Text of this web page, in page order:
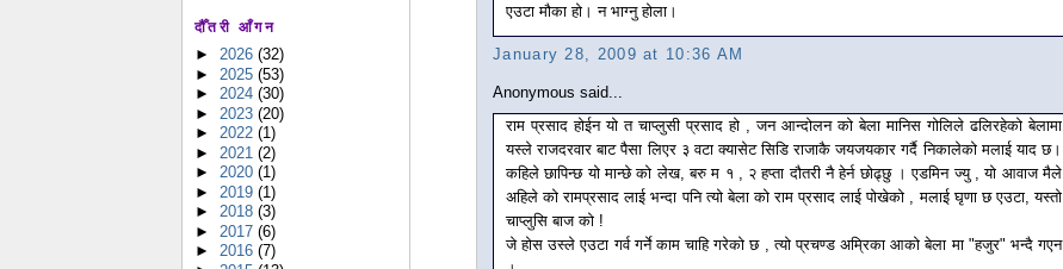
दौँतरी आँगन
► 2026 (32)
► 2025 (53)
► 2024 (30)
► 2023 (20)
► 2022 (1)
► 2021 (2)
► 2020 (1)
► 2019 (1)
► 2018 (3)
► 2017 (6)
► 2016 (7)
एउटा मौका हो। न भाग्नु होला।
January 28, 2009 at 10:36 AM
Anonymous said...
राम प्रसाद होईन यो त चाप्लुसी प्रसाद हो , जन आन्दोलन को बेला मानिस गोलिले ढलिरहेको बेलामा
यस्ले राजदरवार बाट पैसा लिएर ३ वटा क्यासेट सिडि राजाकै जयजयकार गर्दै निकालेको मलाई याद छ।
कहिले छापिन्छ यो मान्छे को लेख, बरु म १ , २ हप्ता दौतरी नै हेर्न छोढ्छु । एडमिन ज्यु , यो आवाज मैले
अहिले को रामप्रसाद लाई भन्दा पनि त्यो बेला को राम प्रसाद लाई पोखेको , मलाई घृणा छ एउटा, यस्तो
चाप्लुसि बाज को !
जे होस उस्ले एउटा गर्व गर्ने काम चाहि गरेको छ , त्यो प्रचण्ड अम्रिका आको बेला मा "हजुर" भन्दै गएन